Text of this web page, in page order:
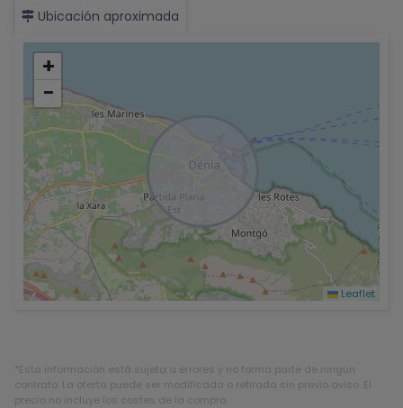
Ubicación aproximada
+
−
Leaflet
*Esta información está sujeta a errores y no forma parte de ningún
contrato. La oferta puede ser modificada o retirada sin previo aviso. El
precio no incluye los costes de la compra.